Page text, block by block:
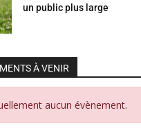
un public plus large
À VENIR
aucun évènement.